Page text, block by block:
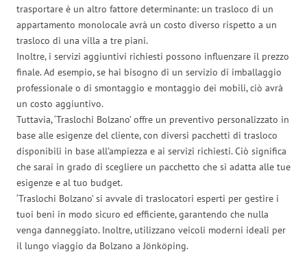
trasportare è un altro fattore determinante: un trasloco di un
appartamento monolocale avrà un costo diverso rispetto a un
trasloco di una villa a tre piani.
Inoltre, i servizi aggiuntivi richiesti possono influenzare il prezzo
finale. Ad esempio, se hai bisogno di un servizio di imballaggio
professionale o di smontaggio e montaggio dei mobili, ciò avrà
un costo aggiuntivo.
Tuttavia, ‘Traslochi Bolzano’ offre un preventivo personalizzato in
base alle esigenze del cliente, con diversi pacchetti di trasloco
disponibili in base all’ampiezza e ai servizi richiesti. Ciò significa
che sarai in grado di scegliere un pacchetto che si adatta alle tue
esigenze e al tuo budget.
‘Traslochi Bolzano’ si avvale di traslocatori esperti per gestire i
tuoi beni in modo sicuro ed efficiente, garantendo che nulla
venga danneggiato. Inoltre, utilizzano veicoli moderni ideali per
il lungo viaggio da Bolzano a Jönköping.